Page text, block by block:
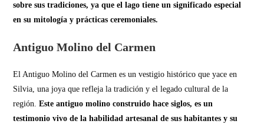
sobre sus tradiciones, ya que el lago tiene un significado especial
en su mitología y prácticas ceremoniales.
Antiguo Molino del Carmen
El Antiguo Molino del Carmen es un vestigio histórico que yace en
Silvia, una joya que refleja la tradición y el legado cultural de la
región.Este antiguo molino construido hace siglos, es un
testimonio vivo de la habilidad artesanal de sus habitantes y su